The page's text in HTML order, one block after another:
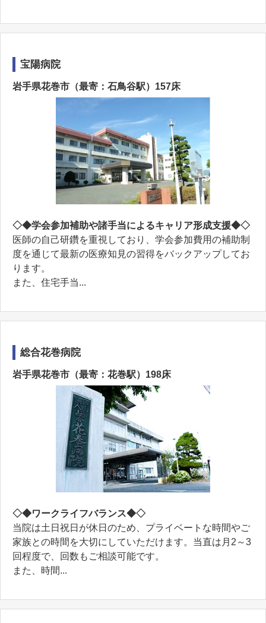
宝陽病院
岩手県花巻市（最寄：石鳥谷駅）157床
◇◆学会参加補助や諸手当によるキャリア形成支援◆◇
医師の自己研鑽を重視しており、学会参加費用の補助制
度を通じて最新の医療知見の習得をバックアップしてお
ります。
また、住宅手当...
総合花巻病院
岩手県花巻市（最寄：花巻駅）198床
◇◆ワークライフバランス◆◇
当院は土日祝日が休日のため、プライベートな時間やご
家族との時間を大切にしていただけます。当直は月2～3
回程度で、回数もご相談可能です。
また、時間...